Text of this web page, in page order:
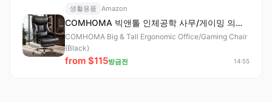
생활용품 Amazon
COMHOMA 빅앤톨 인체공학 사무/게이밍 의자 (블랙)
COMHOMA Big & Tall Ergonomic Office/Gaming Chair
(Black)
from $115방금전 14:55